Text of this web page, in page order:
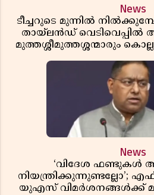
News
ടീച്ചറുടെ മുന്നിൽ
തായ്‌ലൻഡ്
മുത്തശ്ശീമുത്തശ്ശന്മാരും
News
‘വിദേശ ഫണ്ടുകൾ
നിയന്ത്രിക്കുന്നുണ്ടല്ലോ’;
യുഎസ് വിമർശനങ്ങൾക്ക്